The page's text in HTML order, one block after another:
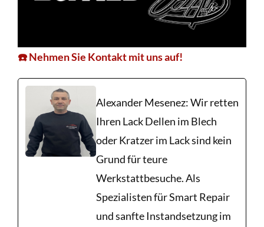
☎️ Nehmen Sie Kontakt mit uns auf!
Alexander Mesenez: Wir retten
Ihren Lack Dellen im Blech
oder Kratzer im Lack sind kein
Grund für teure
Werkstattbesuche. Als
Spezialisten für Smart Repair
und sanfte Instandsetzung im